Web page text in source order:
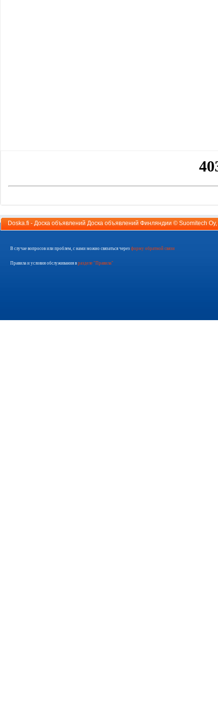
Doska.fi - Доска объявлений Доска объявлений Финляндии © Suomitech Oy
В случае вопросов или проблем, с нами можно связаться через форму обратной связи
Правила и условия обслуживания в разделе "Правила"